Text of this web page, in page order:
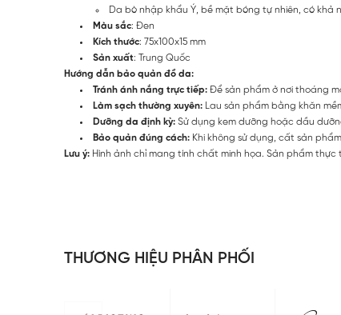
Da bò nhập khẩu Ý, bề mặt bóng tự nhiên, có
Màu sắc: Đen
Kích thước: 75x100x15 mm
Sản xuất: Trung Quốc
Hướng dẫn bảo quản đồ da:
Tránh ánh nắng trực tiếp: Để sản phẩm ở nơi thoáng
Làm sạch thường xuyên: Lau sản phẩm bằng khăn
Dưỡng da định kỳ: Sử dụng kem dưỡng hoặc dầu
Bảo quản đúng cách: Khi không sử dụng, cất sản
Lưu ý: Hình ảnh chỉ mang tính chất minh họa. Sản phẩm
THƯƠNG HIỆU PHÂN PHỐI